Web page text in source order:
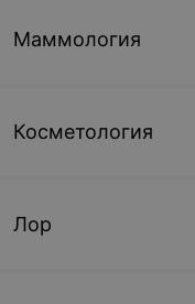
Маммология
Косметология
Лор